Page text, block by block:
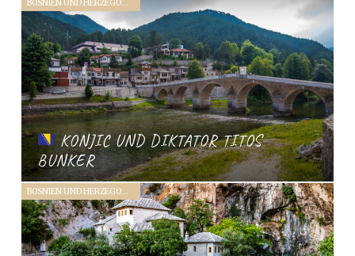
BOSNIEN UND HERZEGOWINA (2019)
KONJIC UND DIKTATOR TITOS
BUNKER
BOSNIEN UND HERZEGOWINA (2019)